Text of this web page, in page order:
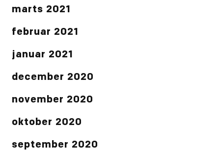
marts 2021
februar 2021
januar 2021
december 2020
november 2020
oktober 2020
september 2020